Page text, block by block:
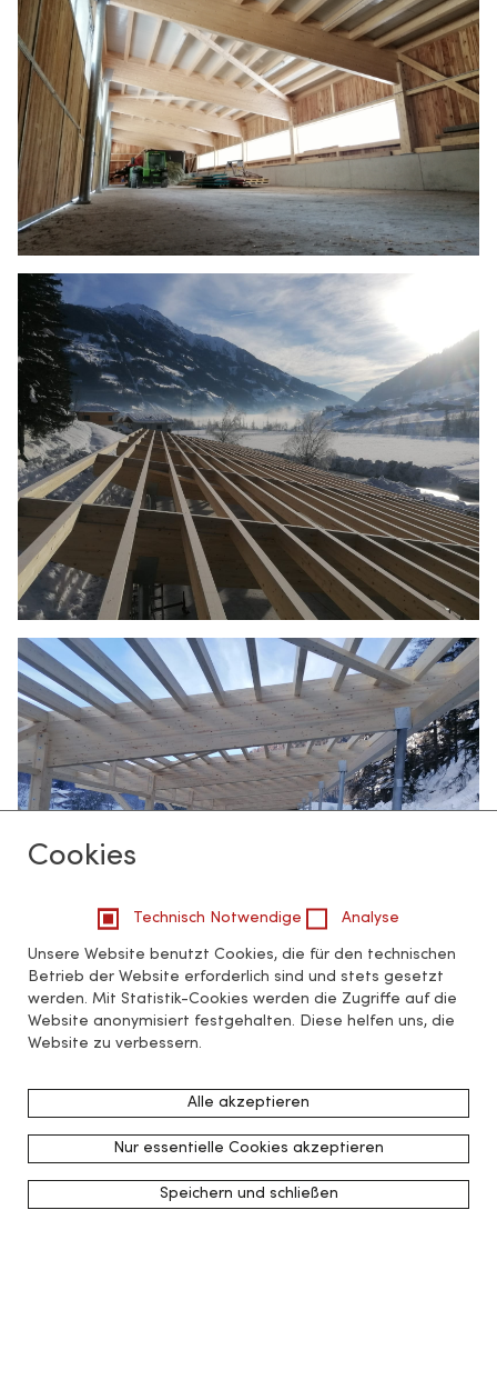
zurück
Cookies
Technisch Notwendige Analyse
Unsere Website benutzt Cookies, die für den technischen
Betrieb der Website erforderlich sind und stets gesetzt
werden. Mit Statistik-Cookies werden die Zugriffe auf die
Website anonymisiert festgehalten. Diese helfen uns, die
Website zu verbessern.
Alle akzeptieren
Nur essentielle Cookies akzeptieren
Speichern und schließen